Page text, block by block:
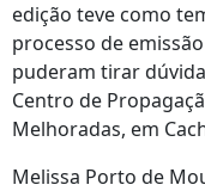
edição teve como
processo de
puderam tirar
Centro de
Melhoradas, em
Melissa Porto de